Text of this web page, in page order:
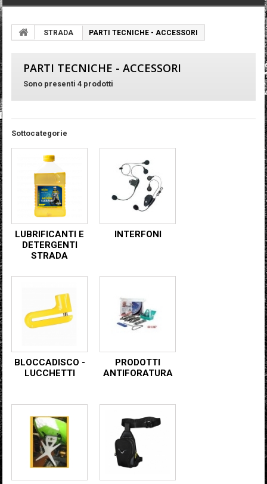
STRADA PARTI TECNICHE - ACCESSORI
PARTI TECNICHE - ACCESSORI
Sono presenti 4 prodotti
Sottocategorie
LUBRIFICANTI E
DETERGENTI
STRADA
INTERFONI
BLOCCADISCO -
LUCCHETTI
PRODOTTI
ANTIFORATURA